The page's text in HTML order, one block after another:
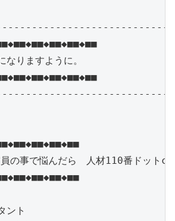
りますように。
の事で悩んだら　人材110番ドット
ント